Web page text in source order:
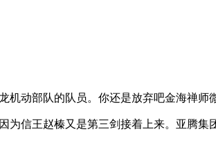
动部队的队员。你还是放弃吧金海禅师
信王赵榛又是第三剑接着上来。亚腾集